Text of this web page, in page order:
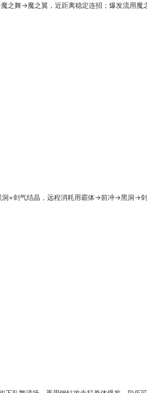
之舞→魔之翼，近距离稳定连招；爆发流用
洞+剑气结晶，远程消耗用霸体→前冲→黑洞→